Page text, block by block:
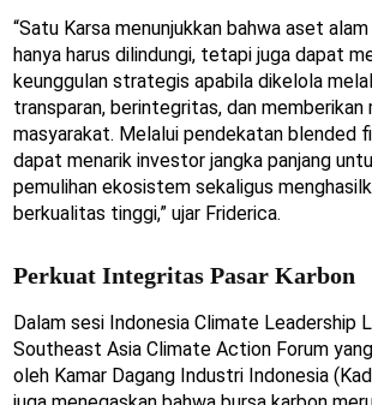
“Satu Karsa menunjukkan bahwa aset
hanya harus dilindungi, tetapi juga dapat
keunggulan strategis apabila dikelola
transparan, berintegritas, dan memberikan
masyarakat. Melalui pendekatan blended
dapat menarik investor jangka panjang
pemulihan ekosistem sekaligus
berkualitas tinggi,” ujar Friderica.
Perkuat Integritas Pasar Karbon
Dalam sesi Indonesia Climate Leadership
Southeast Asia Climate Action Forum
oleh Kamar Dagang Industri Indonesia